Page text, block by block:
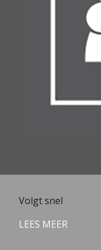
Volgt snel
LEES MEER